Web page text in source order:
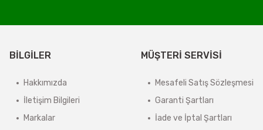
4000 TL altındaki veya 15 Desi/Kg üzerindeki gönderiler
Önemli Bilgilendirme
Ürün açıklamasında “Kargo Bedava” ibaresi bulunan ürünler ücretsiz
Sistem tarafından otomatik ücret çıkmasa bile, 4000 TL altındaki
BİLGİLER
Hakkımızda
İletişim Bilgileri
Markalar
MÜŞTERİ SERVİSİ
Mesafeli Satış Sözleşmesi
Garanti Şartları
İade ve İptal Şartları